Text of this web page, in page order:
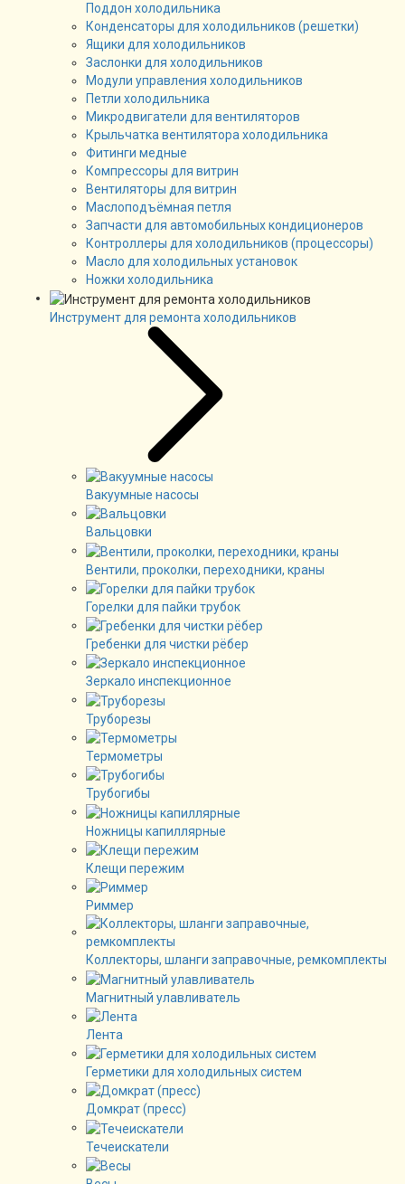
Поддон холодильника
Конденсаторы для холодильников (решетки)
Ящики для холодильников
Заслонки для холодильников
Модули управления холодильников
Петли холодильника
Микродвигатели для вентиляторов
Крыльчатка вентилятора холодильника
Фитинги медные
Компрессоры для витрин
Вентиляторы для витрин
Маслоподъёмная петля
Запчасти для автомобильных кондиционеров
Контроллеры для холодильников (процессоры)
Масло для холодильных установок
Ножки холодильника
Инструмент для ремонта холодильников
Вакуумные насосы
Вальцовки
Вентили, проколки, переходники, краны
Горелки для пайки трубок
Гребенки для чистки рёбер
Зеркало инспекционное
Труборезы
Термометры
Трубогибы
Ножницы капиллярные
Клещи пережим
Риммер
Коллекторы, шланги заправочные, ремкомплекты
Магнитный улавливатель
Лента
Герметики для холодильных систем
Домкрат (пресс)
Течеискатели